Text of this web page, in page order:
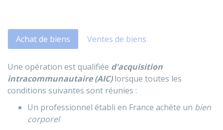
Achat de biens Ventes de biens
Une opération est qualifiée d'acquisition
intracommunautaire (AIC)lorsque toutes les
conditions suivantes sont réunies :
Un professionnel établi en France achète un bien
corporel